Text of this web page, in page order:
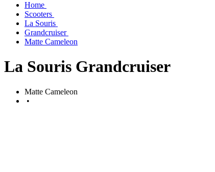
Home
Scooters
La Souris
Grandcruiser
Matte Cameleon
La Souris Grandcruiser
Matte Cameleon
•